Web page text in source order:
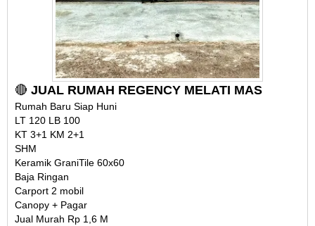
🔴 JUAL RUMAH REGENCY MELATI MAS
Rumah Baru Siap Huni
LT 120 LB 100
KT 3+1 KM 2+1
SHM
Keramik GraniTile 60x60
Baja Ringan
Carport 2 mobil
Canopy + Pagar
Jual Murah Rp 1,6 M